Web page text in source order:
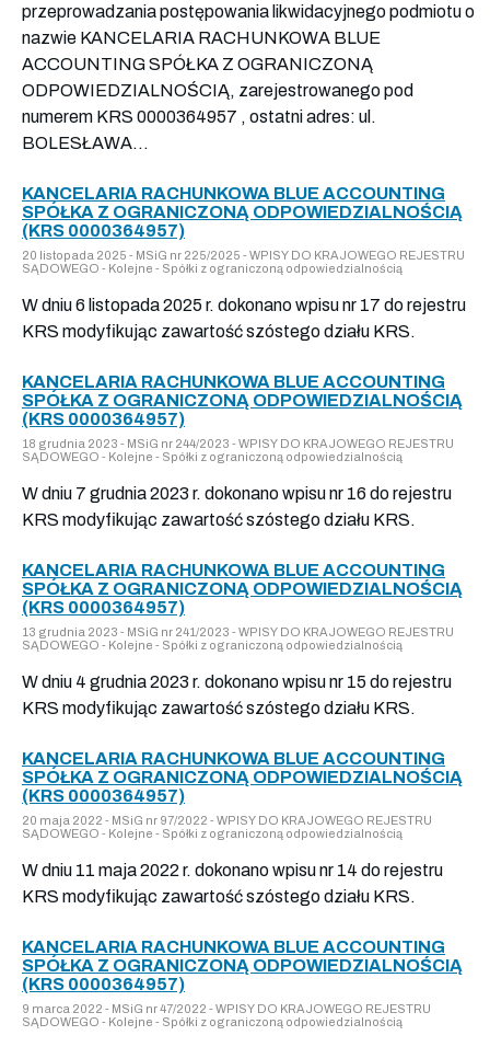
przeprowadzania postępowania likwidacyjnego podmiotu o
nazwie KANCELARIA RACHUNKOWA BLUE
ACCOUNTING SPÓŁKA Z OGRANICZONĄ
ODPOWIEDZIALNOŚCIĄ, zarejestrowanego pod
numerem KRS 0000364957 , ostatni adres: ul.
BOLESŁAWA...
KANCELARIA RACHUNKOWA BLUE ACCOUNTING
SPÓŁKA Z OGRANICZONĄ ODPOWIEDZIALNOŚCIĄ
(KRS 0000364957)
20 listopada 2025 - MSiG nr 225/2025 - WPISY DO KRAJOWEGO REJESTRU
SĄDOWEGO - Kolejne - Spółki z ograniczoną odpowiedzialnością
W dniu 6 listopada 2025 r. dokonano wpisu nr 17 do rejestru
KRS modyfikując zawartość szóstego działu KRS.
KANCELARIA RACHUNKOWA BLUE ACCOUNTING
SPÓŁKA Z OGRANICZONĄ ODPOWIEDZIALNOŚCIĄ
(KRS 0000364957)
18 grudnia 2023 - MSiG nr 244/2023 - WPISY DO KRAJOWEGO REJESTRU
SĄDOWEGO - Kolejne - Spółki z ograniczoną odpowiedzialnością
W dniu 7 grudnia 2023 r. dokonano wpisu nr 16 do rejestru
KRS modyfikując zawartość szóstego działu KRS.
KANCELARIA RACHUNKOWA BLUE ACCOUNTING
SPÓŁKA Z OGRANICZONĄ ODPOWIEDZIALNOŚCIĄ
(KRS 0000364957)
13 grudnia 2023 - MSiG nr 241/2023 - WPISY DO KRAJOWEGO REJESTRU
SĄDOWEGO - Kolejne - Spółki z ograniczoną odpowiedzialnością
W dniu 4 grudnia 2023 r. dokonano wpisu nr 15 do rejestru
KRS modyfikując zawartość szóstego działu KRS.
KANCELARIA RACHUNKOWA BLUE ACCOUNTING
SPÓŁKA Z OGRANICZONĄ ODPOWIEDZIALNOŚCIĄ
(KRS 0000364957)
20 maja 2022 - MSiG nr 97/2022 - WPISY DO KRAJOWEGO REJESTRU
SĄDOWEGO - Kolejne - Spółki z ograniczoną odpowiedzialnością
W dniu 11 maja 2022 r. dokonano wpisu nr 14 do rejestru
KRS modyfikując zawartość szóstego działu KRS.
KANCELARIA RACHUNKOWA BLUE ACCOUNTING
SPÓŁKA Z OGRANICZONĄ ODPOWIEDZIALNOŚCIĄ
(KRS 0000364957)
9 marca 2022 - MSiG nr 47/2022 - WPISY DO KRAJOWEGO REJESTRU
SĄDOWEGO - Kolejne - Spółki z ograniczoną odpowiedzialnością